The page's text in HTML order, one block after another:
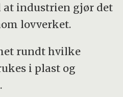
at industrien gjør det
lovverket.
rundt hvilke
i plast og